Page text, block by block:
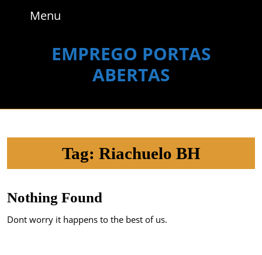
Menu
EMPREGO PORTAS
ABERTAS
Tag: Riachuelo BH
Nothing Found
Dont worry it happens to the best of us.